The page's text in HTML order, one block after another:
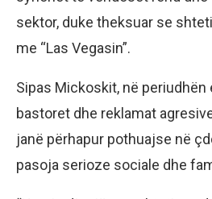
sektor, duke theksuar se
me “Las Vegasin”.
Sipas Mickoskit, në periudhën
bastoret dhe reklamat
janë përhapur pothuajse në
pasoja serioze sociale dhe